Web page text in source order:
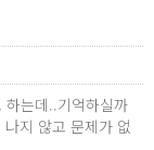
하는데..기억하실까
지 않고 문제가 없